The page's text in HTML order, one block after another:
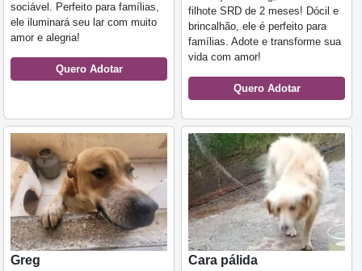
sociável. Perfeito para famílias,
ele iluminará seu lar com muito
amor e alegria!
Quero Adotar
filhote SRD de 2 meses! Dócil e
brincalhão, ele é perfeito para
famílias. Adote e transforme sua
vida com amor!
Quero Adotar
Greg
Cara pálida